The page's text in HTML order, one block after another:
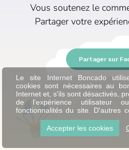
Vous soutenez le
Partager votre
Partager sur
Le site Internet Boncado
cookies sont nécessaires au
Internet et, s'ils sont désactivés,
de l'expérience utilisateur
fonctionnalités du site. D'autres
fins d'analyse ou de marketing.
Accepter les cookies